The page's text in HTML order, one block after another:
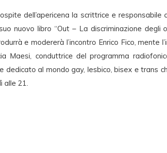
dell’apericena la scrittrice e responsabile
nuovo libro “Out – La discriminazione degli
e modererà l’incontro Enrico Fico, mente
Maesi, conduttrice del programma
dedicato al mondo gay, lesbico, bisex e trans
alle 21.